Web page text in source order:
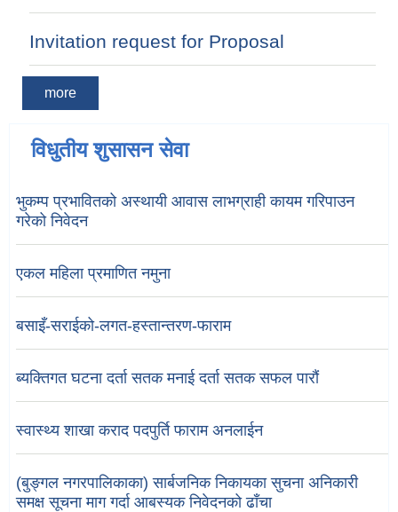
Invitation request for Proposal
more
विधुतीय शुसासन सेवा
भुकम्प प्रभावितको अस्थायी आवास लाभग्राही कायम गरिपाउन
गरेको निवेदन
एकल महिला प्रमाणित नमुना
बसाइँ-सराईको-लगत-हस्तान्तरण-फाराम
ब्यक्तिगत घटना दर्ता सतक मनाई दर्ता सतक सफल पारौं
स्वास्थ्य शाखा कराद पदपुर्ति फाराम अनलाईन
(बुङ्गल नगरपालिकाका) सार्बजनिक निकायका सुचना अनिकारी
समक्ष सूचना माग गर्दा आबस्यक निवेदनको ढाँचा